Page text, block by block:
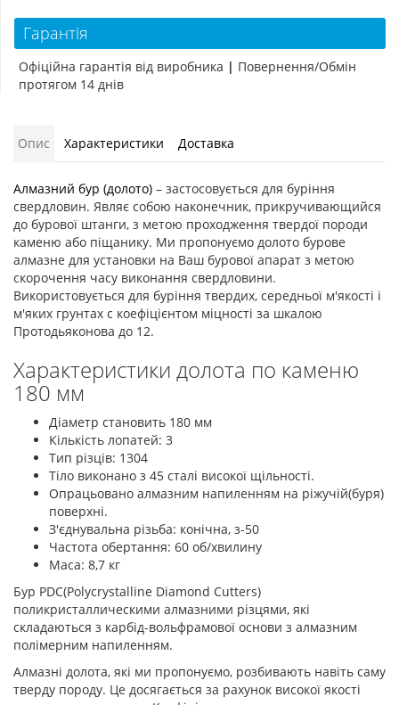
Гарантія
Офіційна гарантія від виробника | Повернення/Обмін
протягом 14 днів
Опис Характеристики Доставка
Алмазний бур (долото) – застосовується для буріння
свердловин. Являє собою наконечник, прикручивающийся
до бурової штанги, з метою проходження твердої породи
каменю або піщанику. Ми пропонуємо долото бурове
алмазне для установки на Ваш бурової апарат з метою
скорочення часу виконання свердловини.
Використовується для буріння твердих, середньої м'якості і
м'яких грунтах c коефіцієнтом міцності за шкалою
Протодьяконова до 12.
Характеристики долота по каменю
180 мм
Діаметр становить 180 мм
Кількість лопатей: 3
Тип різців: 1304
Тіло виконано з 45 сталі високої щільності.
Опрацьовано алмазним напиленням на ріжучій(буря)
поверхні.
З'єднувальна різьба: конічна, з-50
Частота обертання: 60 об/хвилину
Маса: 8,7 кг
Бур PDC(Polycrystalline Diamond Cutters)
поликристаллическими алмазними різцями, які
складаються з карбід-вольфрамової основи з алмазним
полімерним напиленням.
Алмазні долота, які ми пропонуємо, розбивають навіть саму
тверду породу. Це досягається за рахунок високої якості